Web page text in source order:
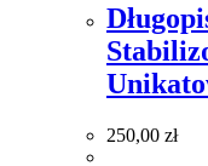
250,00 zł